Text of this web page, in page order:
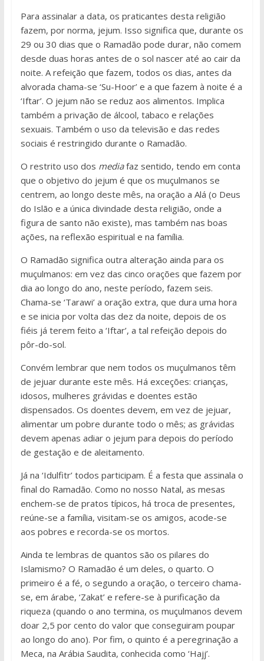
Para assinalar a data, os praticantes desta religião
fazem, por norma, jejum. Isso significa que, durante os
29 ou 30 dias que o Ramadão pode durar, não comem
desde duas horas antes de o sol nascer até ao cair da
noite. A refeição que fazem, todos os dias, antes da
alvorada chama-se ‘Su-Hoor’ e a que fazem à noite é a
‘Iftar’. O jejum não se reduz aos alimentos. Implica
também a privação de álcool, tabaco e relações
sexuais. Também o uso da televisão e das redes
sociais é restringido durante o Ramadão.
O restrito uso dos mediafaz sentido, tendo em conta
que o objetivo do jejum é que os muçulmanos se
centrem, ao longo deste mês, na oração a Alá (o Deus
do Islão e a única divindade desta religião, onde a
figura de santo não existe), mas também nas boas
ações, na reflexão espiritual e na família.
O Ramadão significa outra alteração ainda para os
muçulmanos: em vez das cinco orações que fazem por
dia ao longo do ano, neste período, fazem seis.
Chama-se ‘Tarawi’ a oração extra, que dura uma hora
e se inicia por volta das dez da noite, depois de os
fiéis já terem feito a ‘Iftar’, a tal refeição depois do
pôr-do-sol.
Convém lembrar que nem todos os muçulmanos têm
de jejuar durante este mês. Há exceções: crianças,
idosos, mulheres grávidas e doentes estão
dispensados. Os doentes devem, em vez de jejuar,
alimentar um pobre durante todo o mês; as grávidas
devem apenas adiar o jejum para depois do período
de gestação e de aleitamento.
Já na ‘Idulfitr’ todos participam. É a festa que assinala o
final do Ramadão. Como no nosso Natal, as mesas
enchem-se de pratos típicos, há troca de presentes,
reúne-se a família, visitam-se os amigos, acode-se
aos pobres e recorda-se os mortos.
Ainda te lembras de quantos são os pilares do
Islamismo? O Ramadão é um deles, o quarto. O
primeiro é a fé, o segundo a oração, o terceiro chama-
se, em árabe, ‘Zakat’ e refere-se à purificação da
riqueza (quando o ano termina, os muçulmanos devem
doar 2,5 por cento do valor que conseguiram poupar
ao longo do ano). Por fim, o quinto é a peregrinação a
Meca, na Arábia Saudita, conhecida como ‘Hajj’.